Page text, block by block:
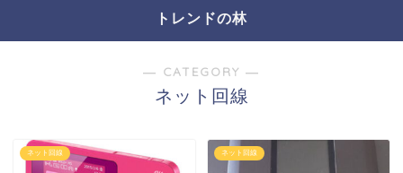
トレンドの林
― CATEGORY ―
ネット回線
ネット回線 ネット回線